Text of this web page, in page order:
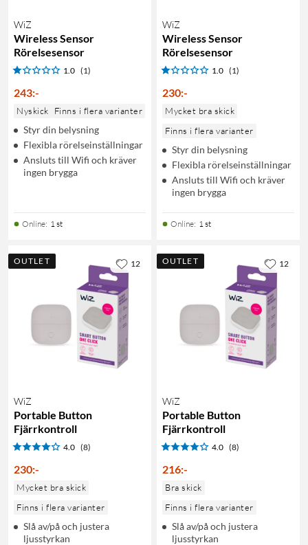
WiZ
Wireless Sensor
Rörelsesensor
1.0 (1)
243:-
Nyskick Finns i flera varianter
Styr din belysning
Flexibla rörelseinställningar
Ansluts till Wifi och kräver
ingen brygga
Online: 1 st
WiZ
Wireless Sensor
Rörelsesensor
1.0 (1)
230:-
Mycket bra skick
Finns i flera varianter
Styr din belysning
Flexibla rörelseinställningar
Ansluts till Wifi och kräver
ingen brygga
Online: 1 st
OUTLET
WiZ
Portable Button
Fjärrkontroll
4.0 (8)
230:-
Mycket bra skick
Finns i flera varianter
Slå av/på och justera
ljusstyrkan
12 OUTLET
WiZ
Portable Button
Fjärrkontroll
4.0 (8)
216:-
Bra skick
Finns i flera varianter
Slå av/på och justera
ljusstyrkan
12